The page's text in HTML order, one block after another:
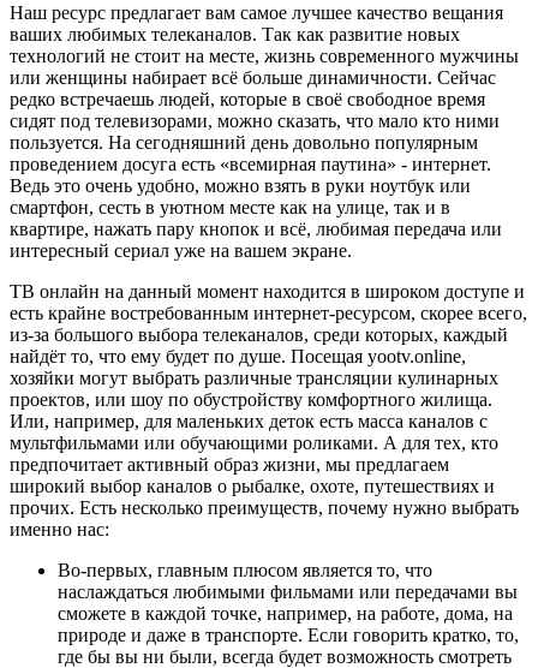
Наш ресурс предлагает вам самое лучшее качество вещания
ваших любимых телеканалов. Так как развитие новых
технологий не стоит на месте, жизнь современного мужчины
или женщины набирает всё больше динамичности. Сейчас
редко встречаешь людей, которые в своё свободное время
сидят под телевизорами, можно сказать, что мало кто ними
пользуется. На сегодняшний день довольно популярным
проведением досуга есть «всемирная паутина» - интернет.
Ведь это очень удобно, можно взять в руки ноутбук или
смартфон, сесть в уютном месте как на улице, так и в
квартире, нажать пару кнопок и всё, любимая передача или
интересный сериал уже на вашем экране.
ТВ онлайн на данный момент находится в широком доступе и
есть крайне востребованным интернет-ресурсом, скорее всего,
из-за большого выбора телеканалов, среди которых, каждый
найдёт то, что ему будет по душе. Посещая yootv.online,
хозяйки могут выбрать различные трансляции кулинарных
проектов, или шоу по обустройству комфортного жилища.
Или, например, для маленьких деток есть масса каналов с
мультфильмами или обучающими роликами. А для тех, кто
предпочитает активный образ жизни, мы предлагаем
широкий выбор каналов о рыбалке, охоте, путешествиях и
прочих. Есть несколько преимуществ, почему нужно выбрать
именно нас:
Во-первых, главным плюсом является то, что
наслаждаться любимыми фильмами или передачами вы
сможете в каждой точке, например, на работе, дома, на
природе и даже в транспорте. Если говорить кратко, то,
где бы вы ни были, всегда будет возможность смотреть